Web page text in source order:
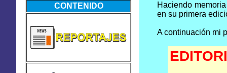
CONTENIDO
Haciendo
en su primera
A continuación mi